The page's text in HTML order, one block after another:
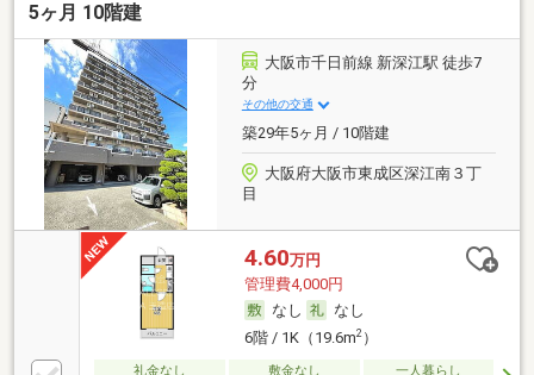
5ヶ月 10階建
大阪市千日前線 新深江駅 徒歩7
分
その他の交通
築29年5ヶ月 / 10階建
大阪府大阪市東成区深江南３丁
目
4.60万円
管理費4,000円
なし
なし
6階 / 1K（19.6m2）
礼金なし 敷金なし 一人暮らし